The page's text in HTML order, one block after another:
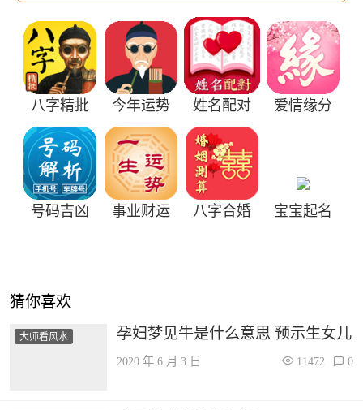
八字精批 今年运势 姓名配对 爱情缘分
号码吉凶 事业财运 八字合婚 宝宝起名
猜你喜欢
大师看风水 孕妇梦见牛是什么意思 预示生女儿
2020 年 6 月 3 日 11472 0